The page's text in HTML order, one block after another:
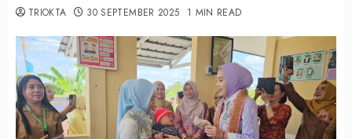
TRIOKTA 30 SEPTEMBER 2025 1 MIN READ